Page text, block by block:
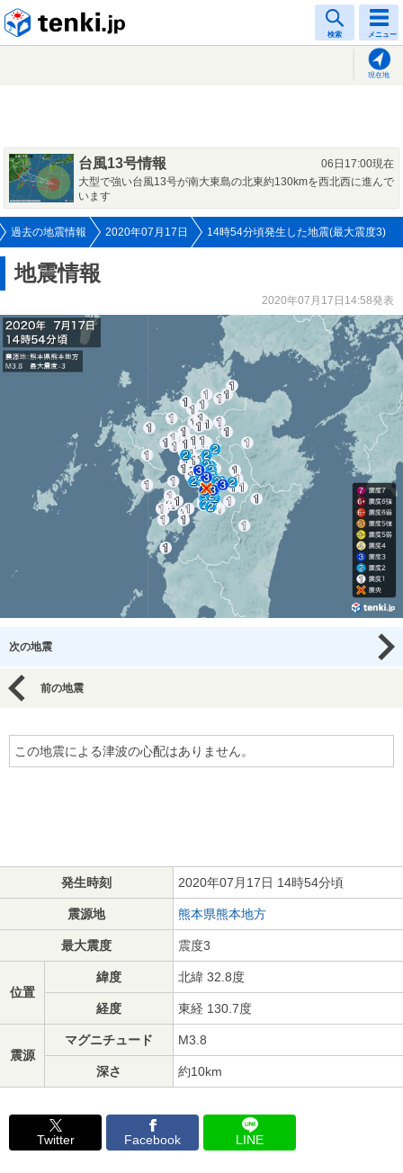
検索 メニュー
現在地
台風13号情報
06日17:00現在
大型で強い台風13号が南大東島の北東約130kmを西北西に進んで
います
過去の地震情報 2020年07月17日 14時54分頃発生した地震(最大震度3)
地震情報
2020年07月17日14:58発表
次の地震
前の地震
この地震による津波の心配はありません。
発生時刻 2020年07月17日 14時54分頃
震源地 熊本県熊本地方
最大震度 震度3
位置
緯度 北緯 32.8度
経度 東経 130.7度
震源
マグニチュード M3.8
深さ 約10km
Twitter Facebook LINE